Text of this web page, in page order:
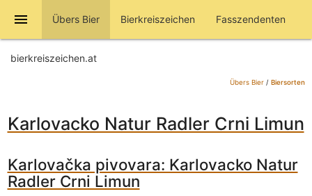
menu Übers Bier Bierkreiszeichen Fasszendenten
bierkreiszeichen.at
Übers Bier/ Biersorten
Karlovacko Natur Radler Crni Limun
Karlovačka pivovara: Karlovacko Natur
Radler Crni Limun